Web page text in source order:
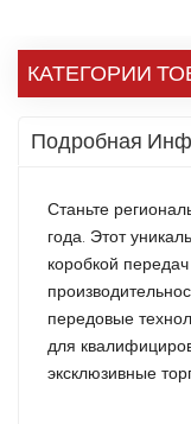
КАТЕГОРИИ
Подробная
Станьте
года. Этот
коробкой
передовые
для
эксклюзивные